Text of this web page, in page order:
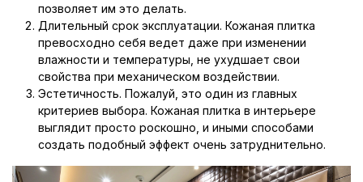
позволяет им это делать.
Длительный срок эксплуатации. Кожаная плитка
превосходно себя ведет даже при изменении
влажности и температуры, не ухудшает свои
свойства при механическом воздействии.
Эстетичность. Пожалуй, это один из главных
критериев выбора. Кожаная плитка в интерьере
выглядит просто роскошно, и иными способами
создать подобный эффект очень затруднительно.